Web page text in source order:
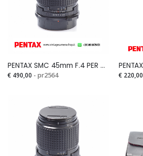
PENTAX SMC 45mm F.4 PER 6X7Si
€ 490,00 - pr2564 € 220,00